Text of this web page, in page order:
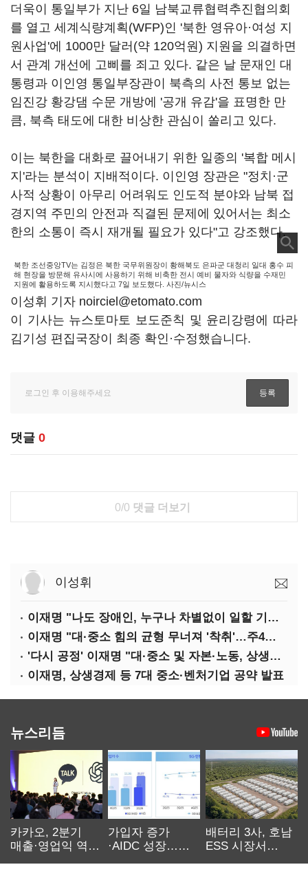
더욱이 통일부가 지난 6일 남북교류협력추진협의회
를 열고 세계식량계획(WFP)인 '북한 영유아·여성 지
원사업'에 1000만 달러(약 120억원) 지원을 의결하면
서 관계 개선에 고삐를 죄고 있다. 같은 날 문재인 대
통령과 이인영 통일부장관이 북측의 사전 통보 없는
임진강 황강댐 수문 개방에 '공개 유감'을 표명한 만
큼, 북측 태도에 대한 비상한 관심이 쏠리고 있다.
이는 북한을 대화로 끌어내기 위한 일종의 '복합 메시
지'라는 분석이 지배적이다. 이인영 장관은 "정치·군
사적 상황이 아무리 어려워도 인도적 분야와 남북 접
경지역 주민의 안전과 직결된 문제에 있어서는 최소
한의 소통이 즉시 재개될 필요가 있다"고 강조했다.
북한 조선중앙TV는 김정은 북한 국무위원장이 황해북도 은파군 대청리 일대 홍수 피
해 현장을 방문해 유사시에 사용하기 위해 비축한 전시 예비 물자와 식량을 수재민
지원에 활용하도록 지시했다고 7일 보도했다. 사진/뉴시스
이성휘 기자 noirciel@etomato.com
이 기사는 뉴스토마토 보도준칙 및 윤리강령에 따라
김기성 편집국장이 최종 확인·수정했습니다.
댓글 0
0/0 댓글 더보기
이성휘
이재명 "나도 장애인, 누구나 차별없이 일할 기회 중요"
이재명 "대·중소 힘의 균형 무너져 '착취'…주4일제, 가야할 길"
'다시 공정' 이재명 "대·중소 및 자본·노동, 상생하는 공정한 성장"
이재명, 상생경제 등 7대 중소·벤처기업 공약 발표
뉴스리듬
카카오, 2분기
매출·영업익 역대
가입자 증가
·AIDC 성장…
배터리 3사, 호남
ESS 시장서